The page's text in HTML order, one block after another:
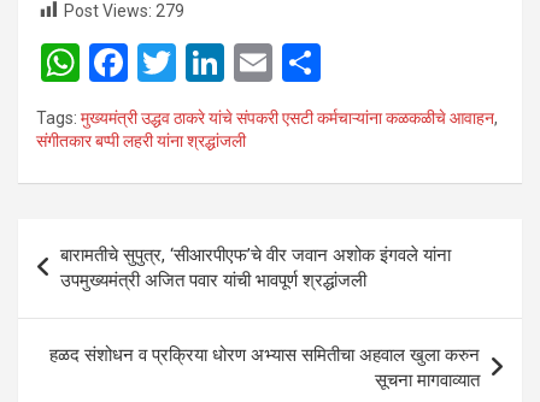
Post Views: 279
W
h
at
s
p
p
F
a
ce
b
o
k
T
wi
tt
er
Li
n
ke
dI
E
m
ail
h
e
Tags: मुख्यमंत्री उद्धव ठाकरे यांचे संपकरी एसटी कर्मचाऱ्यांना कळकळीचे आवाहन,
संगीतकार बप्पी लहरी यांना श्रद्धांजली
navigation
बारामतीचे सुपुत्र, ‘सीआरपीएफ’चे वीर जवान अशोक इंगवले यांना
उपमुख्यमंत्री अजित पवार यांची भावपूर्ण श्रद्धांजली
हळद संशोधन व प्रक्रिया धोरण अभ्यास समितीचा अहवाल खुला करुन
सूचना मागवाव्यात